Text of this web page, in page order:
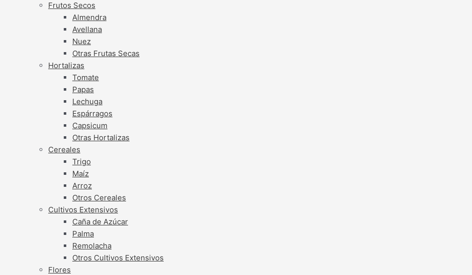
Frutos Secos
Almendra
Avellana
Nuez
Otras Frutas Secas
Hortalizas
Tomate
Papas
Lechuga
Espárragos
Capsicum
Otras Hortalizas
Cereales
Trigo
Maíz
Arroz
Otros Cereales
Cultivos Extensivos
Caña de Azúcar
Palma
Remolacha
Otros Cultivos Extensivos
Flores